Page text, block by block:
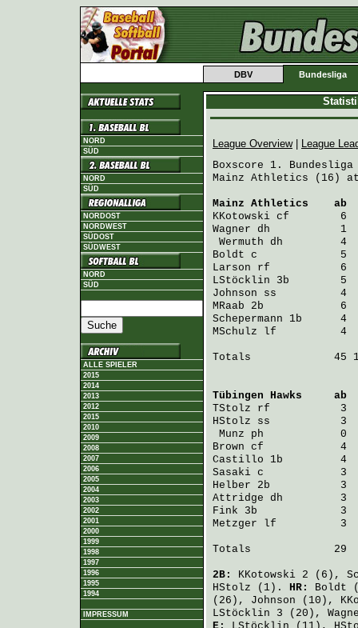
DBV Bundesliga
NORD
SÜD
NORD
SÜD
NORDOST
NORDWEST
SÜDOST
SÜDWEST
NORD
SÜD
ALLE SPIELER
2015
2014
2013
2012
2015
2010
2009
2008
2007
2006
2005
2004
2003
2002
2001
2000
1999
1998
1997
1996
1995
1994
IMPRESSUM
League Overview|
League
Boxscore 1. Bundesliga
Mainz Athletics (16) at
Mainz Athletics
ab
KKotowski cf        6
Wagner dh           1
Wermuth dh         4
Boldt c             5  3
Larson rf           6  0
LStöcklin 3b        5
Johnson ss          4
MRaab 2b            6
Schepermann 1b      4
MSchulz lf          4  3
Totals             45
Tübingen Hawks
ab
TStolz rf           3  1
HStolz ss           3
Munz ph            0
Brown cf            4  0
Castillo 1b         4
Sasaki c            3
Helber 2b           3
Attridge dh         3
Fink 3b             3
Metzger lf          3  0
Totals             29
2B: KKotowski 2 (6),
HStolz (1). HR: Boldt
(26), Johnson (10),
LStöcklin 3 (20),